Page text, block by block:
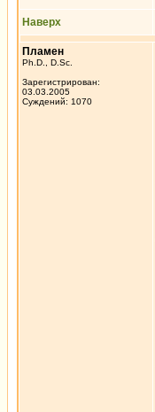
Наверх
Пламен
Ph.D., D.Sc.
Зарегистрирован:
03.03.2005
Суждений: 1070